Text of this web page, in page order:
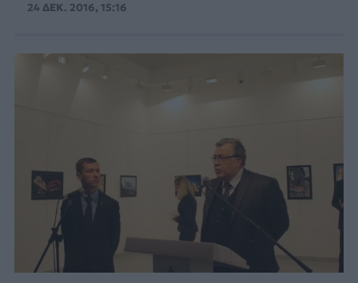
24 ΔΕΚ. 2016, 15:16